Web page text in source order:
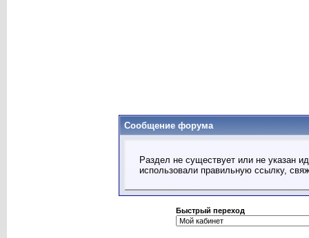
Сообщение форума
Раздел не существует или не указан
использовали правильную ссылку,
Быстрый переход